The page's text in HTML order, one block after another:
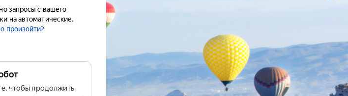
запросы с вашего
на автоматические.
произойти?
чтобы продолжить